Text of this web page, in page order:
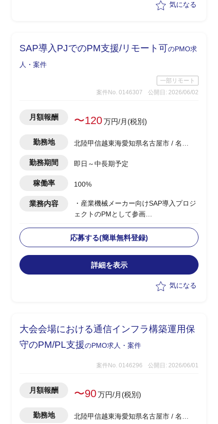
の可能性あり(0.5工数×2など)
気になる
SAP導入PJでのPM支援/リモート可のPMO求
人・案件
一部リモート
案件No. 0146307
公開日: 2026/06/02
月額報酬 〜120万円/月(税別)
勤務地
北陸甲信越東海愛知県名古屋市 / 名古
勤務期間 即日～中長期予定
稼働率 100%
業務内容
・産業機械メーカー向けSAP導入プロジ
ェクトのPMとして参画
・上流工程(要件定義/設計)〜カットオー
バー後(テスト/安定化)にわたるプロジェ
クト全体の推進、管理
・会計(FI・原価計算等)、ロジスティク
収束管理
・移行切り替え時の夜間シフト対応(発
応募する(簡単無料登録)
詳細を表示
気になる
大会会場における通信インフラ構築運用保
守のPM/PL支援のPMO求人・案件
案件No. 0146296 公開日: 2026/06/01
月額報酬 〜90万円/月(税別)
勤務地
北陸甲信越東海愛知県名古屋市 / 名古